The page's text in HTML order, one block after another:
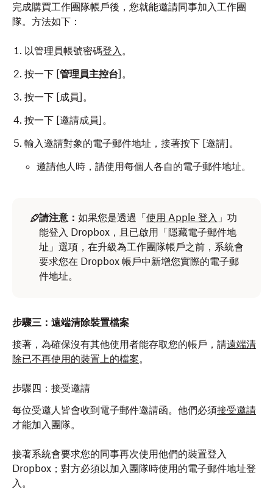
完成購買工作團隊帳戶後，您就能邀請同事加入工作團
隊。方法如下：
以管理員帳號密碼登入。
按一下 [管理員主控台]。
按一下 [成員] 。
按一下 [邀請成員] 。
輸入邀請對象的電子郵件地址，接著按下 [邀請] 。
邀請他人時，請使用每個人各自的電子郵件地址。
請注意： 如果您是透過「使用 Apple 登入 」功
能登入 Dropbox，且已啟用「隱藏電子郵件地
址」 選項，在升級為工作團隊帳戶之前，系統會
要求您在 Dropbox 帳戶中新增您實際的電子郵
件地址。
步驟三：遠端清除裝置檔案
接著，為確保沒有其他使用者能存取您的帳戶，請遠端清
除已不再使用的裝置上的檔案。
步驟四：接受邀請
每位受邀人皆會收到電子郵件邀請函。他們必須接受邀請
才能加入團隊。
接著系統會要求您的同事再次使用他們的裝置登入
Dropbox；對方必須以加入團隊時使用的電子郵件地址登
入。